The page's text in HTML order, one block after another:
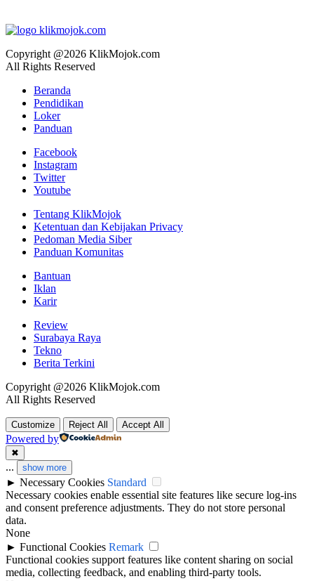
Copyright @2026 KlikMojok.com
All Rights Reserved
Beranda
Pendidikan
Loker
Panduan
Facebook
Instagram
Twitter
Youtube
Tentang KlikMojok
Ketentuan dan Kebijakan Privacy
Pedoman Media Siber
Panduan Komunitas
Bantuan
Iklan
Karir
Review
Surabaya Raya
Tekno
Berita Terkini
Copyright @2026 KlikMojok.com
All Rights Reserved
Customize Reject All Accept All
Powered by
✖
... show more
► Necessary Cookies Standard
Necessary cookies enable essential site features like secure log-ins
and consent preference adjustments. They do not store personal
data.
None
► Functional Cookies Remark
Functional cookies support features like content sharing on social
media, collecting feedback, and enabling third-party tools.